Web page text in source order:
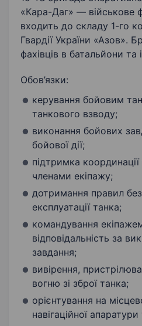
«Кара-Даг» — військове
входить до складу 1-го
Гвардії України «Азов».
фахівців в батальйони та
Обов’язки:
керування бойовим
танкового взводу;
виконання бойових
бойової дії;
підтримка
членами екіпажу;
дотримання правил
експлуатації танка;
командування
відповідальність за
завдання;
вивірення,
вогню зі зброї танка;
орієнтування на
навігаційної